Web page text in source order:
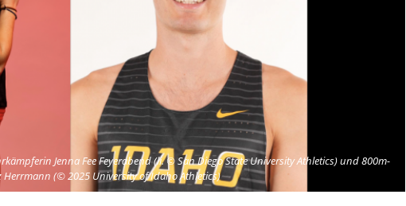
Jenna Fee Feyerabend (li. © San Diego State University Athletics) und 800m-
Herrmann (© 2025 University of Idaho Athletics)